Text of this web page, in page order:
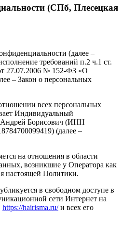
(СПб, Плесецкая
(далее –
требований п.2 ч.1 ст.
27.07.2006 № 152-ФЗ «О
– Закон о персональных
всех персональных
Индивидуальный
Андрей Борисович (ИНН
(далее –
на отношения в области
возникшие у Оператора как
настоящей Политики.
в свободном доступе в
сети Интернет на
https://hairisma.ru/и всех его